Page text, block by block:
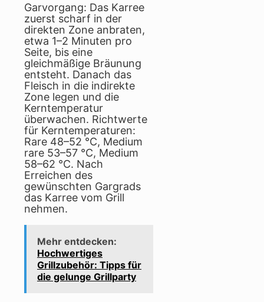
Garvorgang: Das Karree
zuerst scharf in der
direkten Zone anbraten,
etwa 1–2 Minuten pro
Seite, bis eine
gleichmäßige Bräunung
entsteht. Danach das
Fleisch in die indirekte
Zone legen und die
Kerntemperatur
überwachen. Richtwerte
für Kerntemperaturen:
Rare 48–52 °C, Medium
rare 53–57 °C, Medium
58–62 °C. Nach
Erreichen des
gewünschten Gargrads
das Karree vom Grill
nehmen.
Mehr entdecken:
Hochwertiges
Grillzubehör: Tipps für
die gelunge Grillparty